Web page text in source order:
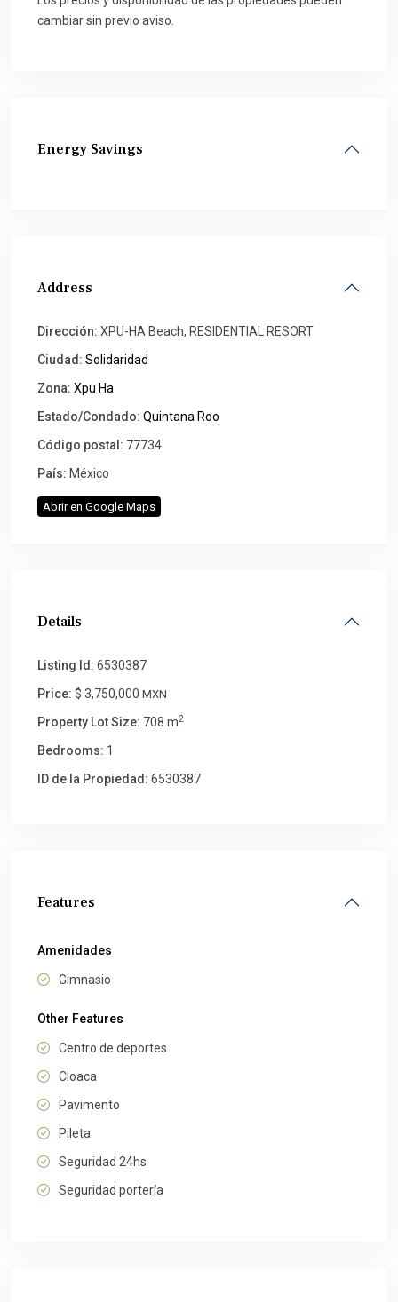
cambiar sin previo aviso.
Energy Savings
Address
Dirección: XPU-HA Beach, RESIDENTIAL RESORT
Ciudad: Solidaridad
Zona: Xpu Ha
Estado/Condado: Quintana Roo
Código postal: 77734
País: México
Abrir en Google Maps
Details
Listing Id: 6530387
Price: $ 3,750,000 MXN
Property Lot Size: 708 m2
Bedrooms: 1
ID de la Propiedad: 6530387
Features
Amenidades
Gimnasio
Other Features
Centro de deportes
Cloaca
Pavimento
Pileta
Seguridad 24hs
Seguridad portería